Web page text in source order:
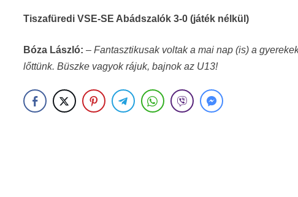
Tiszafüredi VSE-SE Abádszalók 3-0 (játék nélkül)
Bóza László: – Fantasztikusak voltak a mai nap (is) a
lőttünk. Büszke vagyok rájuk, bajnok az U13!